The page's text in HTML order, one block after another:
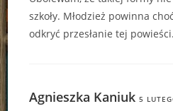
szkoły. Młodzież powinna
odkryć przesłanie tej powieści.
Agnieszka Kaniuk 5